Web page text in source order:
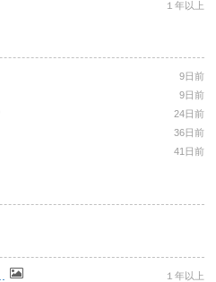
１年以上
9日前
9日前
24日前
36日前
41日前
１年以上